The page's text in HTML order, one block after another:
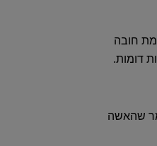
חובה
דומות‏.‏
שהאשה